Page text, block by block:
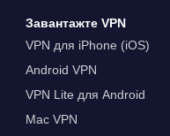
Завантажте VPN
VPN для iPhone (iOS)
Android VPN
VPN Lite для Android
Mac VPN